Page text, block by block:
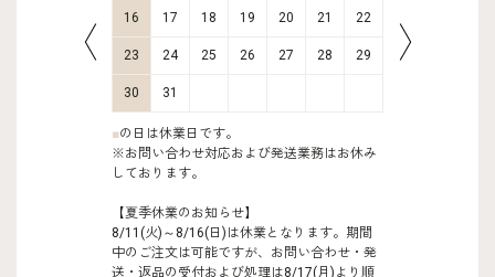
16 17 18 19 20 21 22
23 24 25 26 27 28 29
30 31
■の日は休業日です。
※お問い合わせ対応および発送業務はお休み
しております。
【夏季休業のお知らせ】
8/11(火)～8/16(日)は休業となります。期間
中のご注文は可能ですが、お問い合わせ・発
送・返品の受付および処理は8/17(月)より順